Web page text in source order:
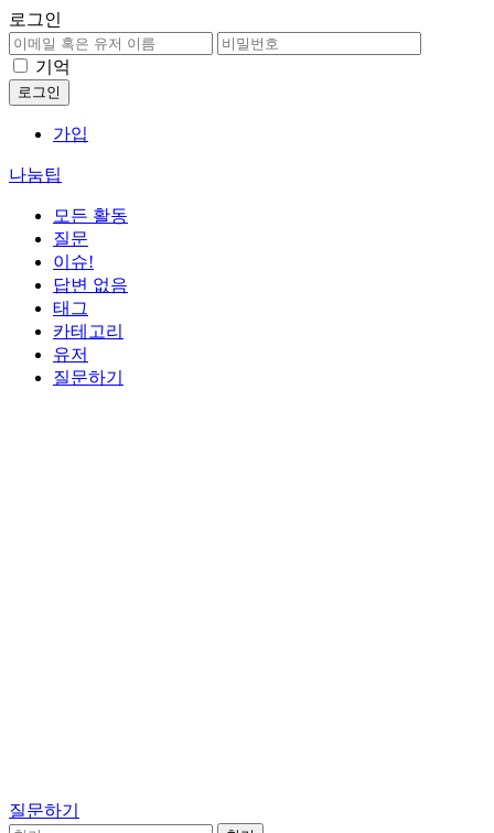
로그인
기억
가입
나눔팁
모든 활동
질문
이슈!
답변 없음
태그
카테고리
유저
질문하기
질문하기